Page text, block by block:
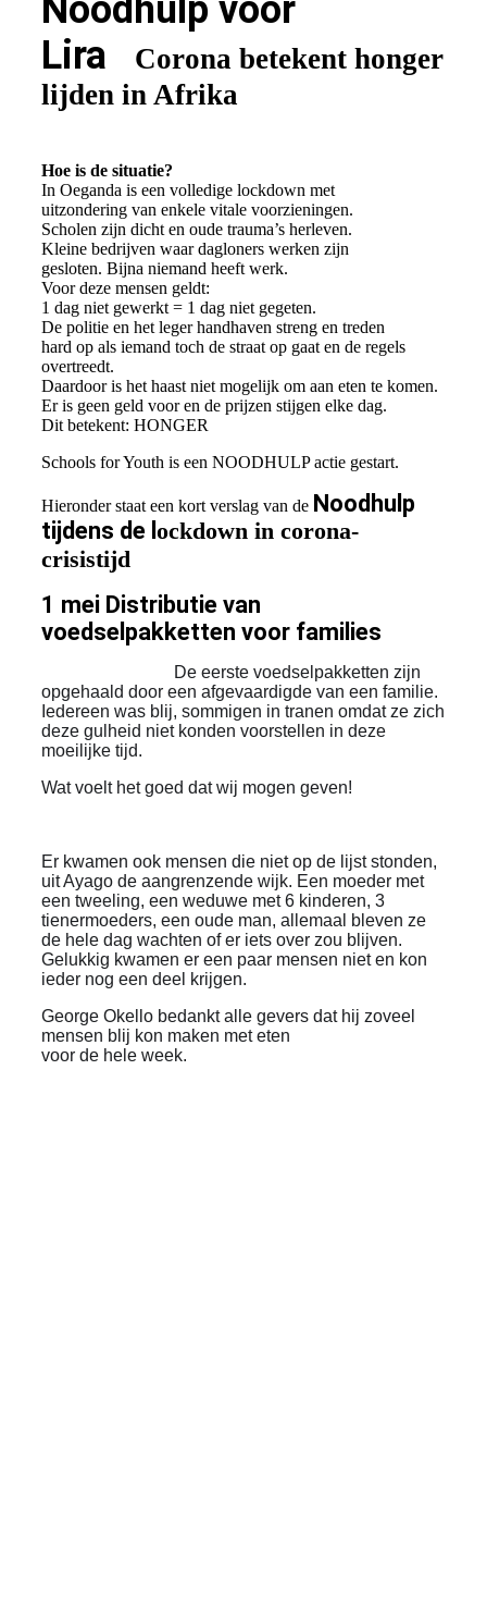
Noodhulp voor
Lira
Corona betekent honger
lijden in Afrika
Hoe is de situatie?
In Oeganda is een volledige lockdown met
uitzondering van enkele vitale voorzieningen.
Scholen zijn dicht en oude trauma’s herleven.
Kleine bedrijven waar dagloners werken zijn
gesloten. Bijna niemand heeft werk.
Voor deze mensen geldt:
1 dag niet gewerkt = 1 dag niet gegeten.
De politie en het leger handhaven streng en treden
hard op als iemand toch de straat op gaat en de regels
overtreedt.
Daardoor is het haast niet mogelijk om aan eten te komen.
Er is geen geld voor en de prijzen stijgen elke dag.
Dit betekent: HONGER
Schools for Youth is een NOODHULP actie gestart.
Hieronder staat een kort verslag van de Noodhulp
tijdens de l ockdown in corona-
crisistijd
1 mei Distributie van
voedselpakketten voor families
De eerste voedselpakketten zijn
opgehaald door een afgevaardigde van een familie.
Iedereen was blij, sommigen in tranen omdat ze zich
deze gulheid niet konden voorstellen in deze
moeilijke tijd.
Wat voelt het goed dat wij mogen geven!
Er kwamen ook mensen die niet op de lijst stonden,
uit Ayago de aangrenzende wijk. Een moeder met
een tweeling, een weduwe met 6 kinderen, 3
tienermoeders, een oude man, allemaal bleven ze
de hele dag wachten of er iets over zou blijven.
Gelukkig kwamen er een paar mensen niet en kon
ieder nog een deel krijgen.
George Okello bedankt alle gevers dat hij zoveel
mensen blij kon maken met eten
voor de hele week.